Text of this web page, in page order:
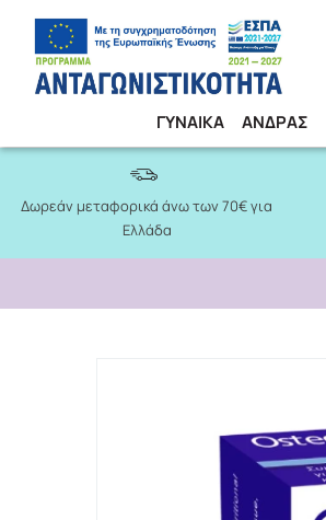
ΓΥΝΑΙΚΑ ΑΝΔΡΑΣ
Δωρεάν μεταφορικά άνω των 70€ για
Ελλάδα